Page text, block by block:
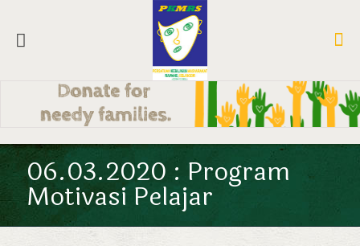
06.03.2020 : Program
Motivasi Pelajar